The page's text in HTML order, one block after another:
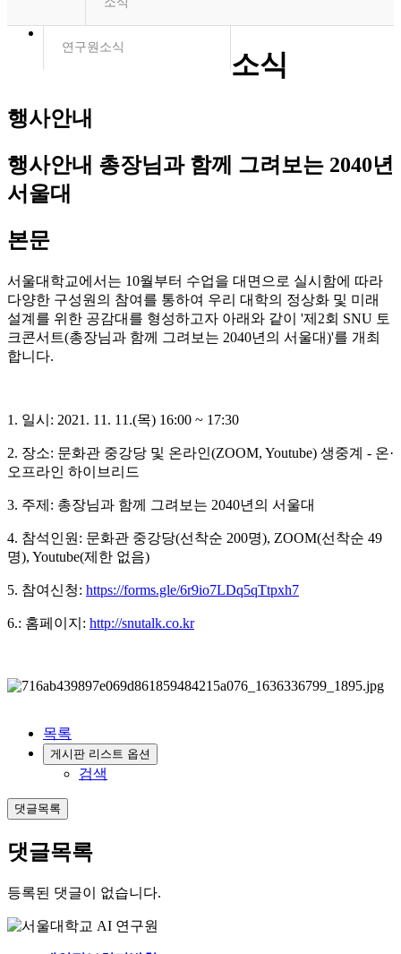
연구원소식
소식
행사안내
행사안내 총장님과 함께 그려보는 2040년
서울대
본문
서울대학교에서는 10월부터 수업을 대면으로 실시함에 따라
다양한 구성원의 참여를 통하여 우리 대학의 정상화 및 미래
설계를 위한 공감대를 형성하고자 아래와 같이 '제2회 SNU 토
크콘서트(총장님과 함께 그려보는 2040년의 서울대)'를 개최
합니다.
1. 일시: 2021. 11. 11.(목) 16:00 ~ 17:30
2. 장소: 문화관 중강당 및 온라인(ZOOM, Youtube) 생중계 - 온·
오프라인 하이브리드
3. 주제: 총장님과 함께 그려보는 2040년의 서울대
4. 참석인원: 문화관 중강당(선착순 200명), ZOOM(선착순 49
명), Youtube(제한 없음)
5. 참여신청: https://forms.gle/6r9io7LDq5qTtpxh7
6.: 홈페이지: http://snutalk.co.kr
목록
게시판 리스트 옵션
검색
댓글목록
댓글목록
등록된 댓글이 없습니다.